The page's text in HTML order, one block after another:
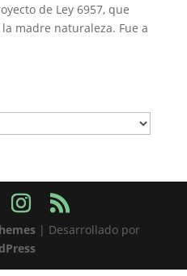
de Ley 6957, que
madre naturaleza. Fue a
| Desarrollado por